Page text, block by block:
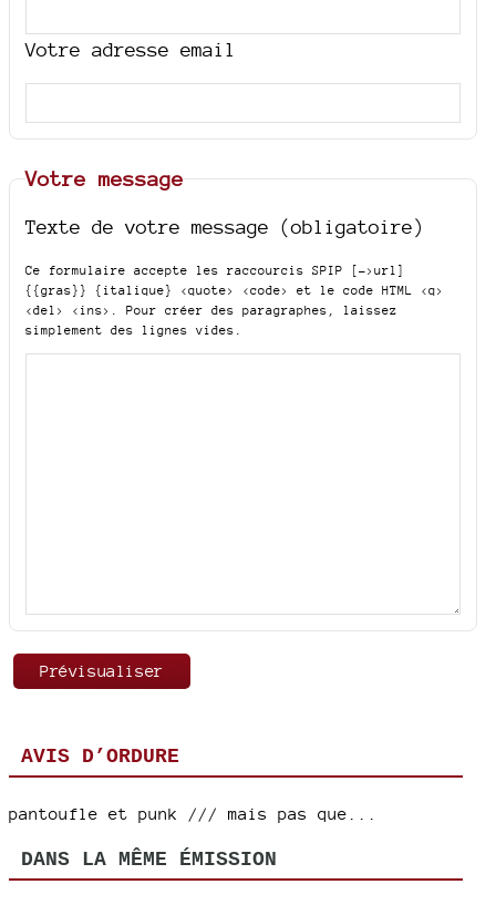
Votre adresse email
Votre message
Texte de votre message (obligatoire)
Ce formulaire accepte les raccourcis SPIP
[->url]
{{gras}} {italique} <quote> <code>
et le code HTML <q>
<del> <ins>
. Pour créer des paragraphes, laissez
simplement des lignes vides.
AVIS D’ORDURE
pantoufle et punk /// mais pas que...
DANS LA MÊME ÉMISSION